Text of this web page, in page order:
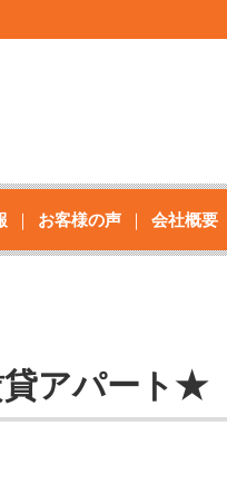
お客様の声 会社概要
アパート★